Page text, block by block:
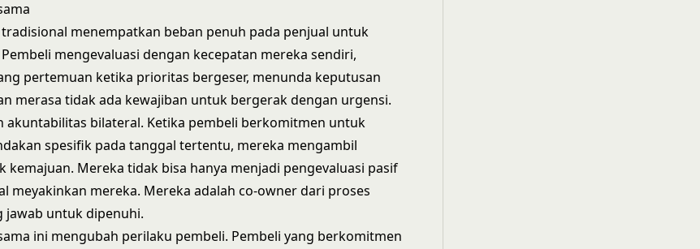
menempatkan beban penuh pada penjual untuk
mengevaluasi dengan kecepatan mereka sendiri,
pertemuan ketika prioritas bergeser, menunda keputusan
merasa tidak ada kewajiban untuk bergerak dengan urgensi.
akuntabilitas bilateral. Ketika pembeli berkomitmen untuk
spesifik pada tanggal tertentu, mereka mengambil
kemajuan. Mereka tidak bisa hanya menjadi pengevaluasi pasif
meyakinkan mereka. Mereka adalah co-owner dari proses
jawab untuk dipenuhi.
ini mengubah perilaku pembeli. Pembeli yang berkomitmen